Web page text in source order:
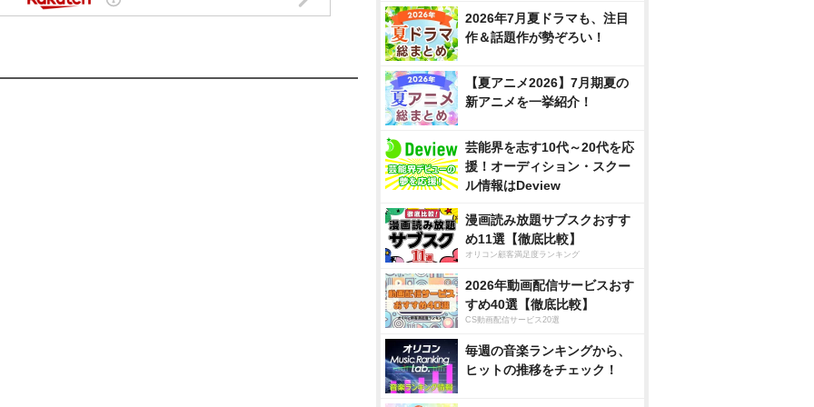
2026年7月夏ドラマも、注目
作＆話題作が勢ぞろい！
【夏アニメ2026】7月期夏の
新アニメを一挙紹介！
芸能界を志す10代～20代を応
援！オーディション・スクー
ル情報はDeview
漫画読み放題サブスクおすす
め11選【徹底比較】
オリコン顧客満足度ランキング
2026年動画配信サービスおす
すめ40選【徹底比較】
CS動画配信サービス20選
毎週の音楽ランキングから、
ヒットの推移をチェック！